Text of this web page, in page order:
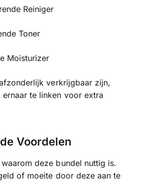
Reiniger
Toner
Moisturizer
verkrijgbaar zijn,
te linken voor extra
Voordelen
deze bundel nuttig is.
of moeite door deze aan te